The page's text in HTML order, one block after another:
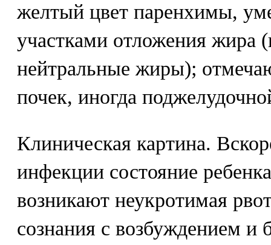
желтый цвет паренхимы,
участками отложения жира
нейтральные жиры);
почек, иногда
Клиническая картина.
инфекции состояние
возникают неукротимая
сознания с возбуждением